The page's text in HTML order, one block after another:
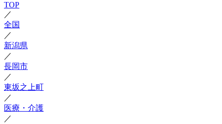
TOP
／
全国
／
新潟県
／
長岡市
／
東坂之上町
／
医療・介護
／